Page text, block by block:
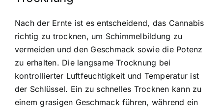
Nach der Ernte ist es entscheidend, das Cannabis
richtig zu trocknen, um Schimmelbildung zu
vermeiden und den Geschmack sowie die Potenz
zu erhalten. Die langsame Trocknung bei
kontrollierter Luftfeuchtigkeit und Temperatur ist
der Schlüssel. Ein zu schnelles Trocknen kann zu
einem grasigen Geschmack führen, während ein